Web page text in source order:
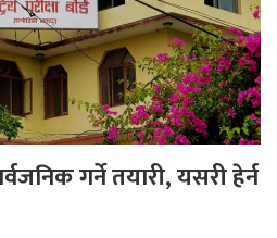
गर्ने तयारी, यसरी हेर्न